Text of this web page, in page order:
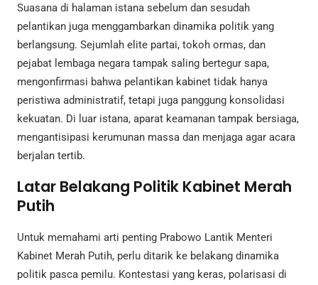
Suasana di halaman istana sebelum dan sesudah
pelantikan juga menggambarkan dinamika politik yang
berlangsung. Sejumlah elite partai, tokoh ormas, dan
pejabat lembaga negara tampak saling bertegur sapa,
mengonfirmasi bahwa pelantikan kabinet tidak hanya
peristiwa administratif, tetapi juga panggung konsolidasi
kekuatan. Di luar istana, aparat keamanan tampak bersiaga,
mengantisipasi kerumunan massa dan menjaga agar acara
berjalan tertib.
Latar Belakang Politik Kabinet Merah
Putih
Untuk memahami arti penting Prabowo Lantik Menteri
Kabinet Merah Putih, perlu ditarik ke belakang dinamika
politik pasca pemilu. Kontestasi yang keras, polarisasi di